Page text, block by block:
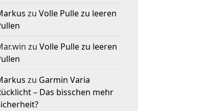
zu Volle Pulle zu leeren
zu Volle Pulle zu leeren
zu Garmin Varia
– Das bisschen mehr